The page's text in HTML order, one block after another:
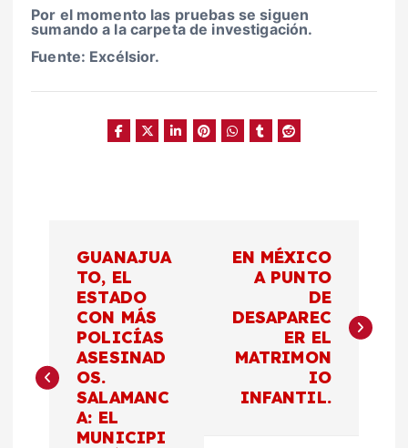
Por el momento las pruebas se siguen
sumando a la carpeta de investigación.
Fuente: Excélsior.
e
GUANAJUA
TO, EL
ESTADO
CON MÁS
POLICÍAS
ASESINAD
OS.
SALAMANC
A: EL
MUNICIPI
EN MÉXICO
A PUNTO
DE
DESAPAREC
ER EL
MATRIMON
IO
INFANTIL.